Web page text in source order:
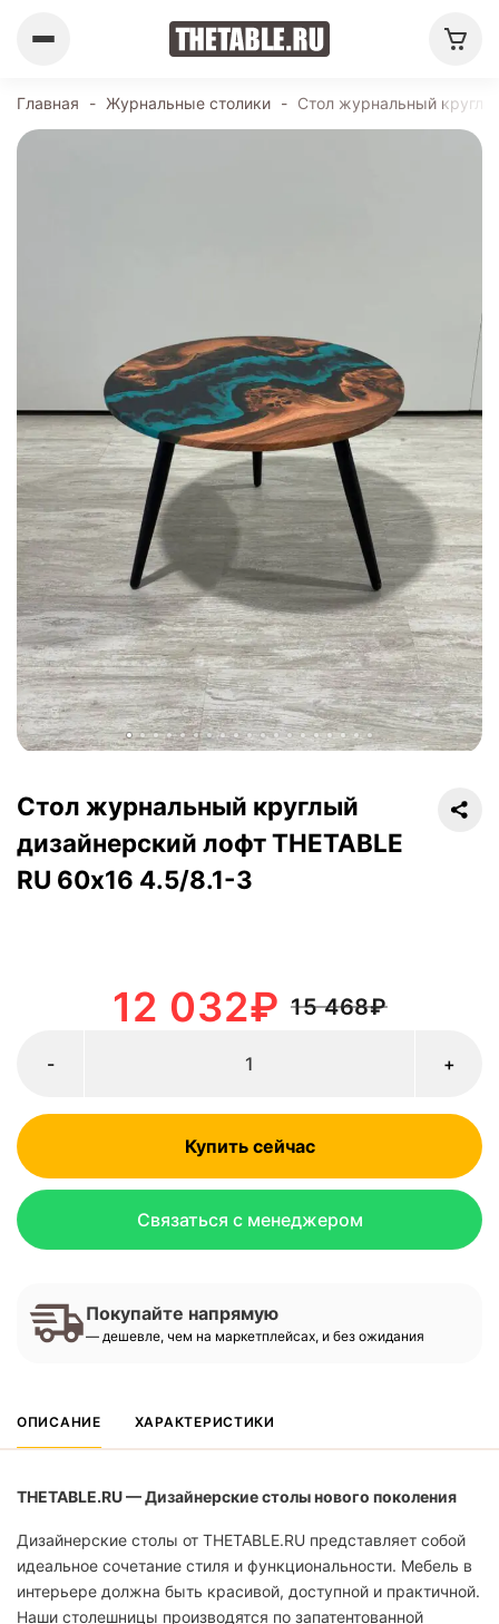
Главная - Журнальные столики - Стол журнальный
Стол журнальный круглый
дизайнерский лофт THETABLE
RU 60х16 4.5/8.1-3
15 468₽
12 032₽
+
-
Купить сейчас
Связаться с менеджером
Покупайте напрямую
— дешевле, чем на маркетплейсах, и без ожидания
ОПИСАНИЕ ХАРАКТЕРИСТИКИ
THETABLE.RU — Дизайнерские столы нового поколения
Дизайнерские столы от THETABLE.RU представляет собой
идеальное сочетание стиля и функциональности. Мебель в
интерьере должна быть красивой, доступной и практичной.
Наши столешницы производятся по запатентованной